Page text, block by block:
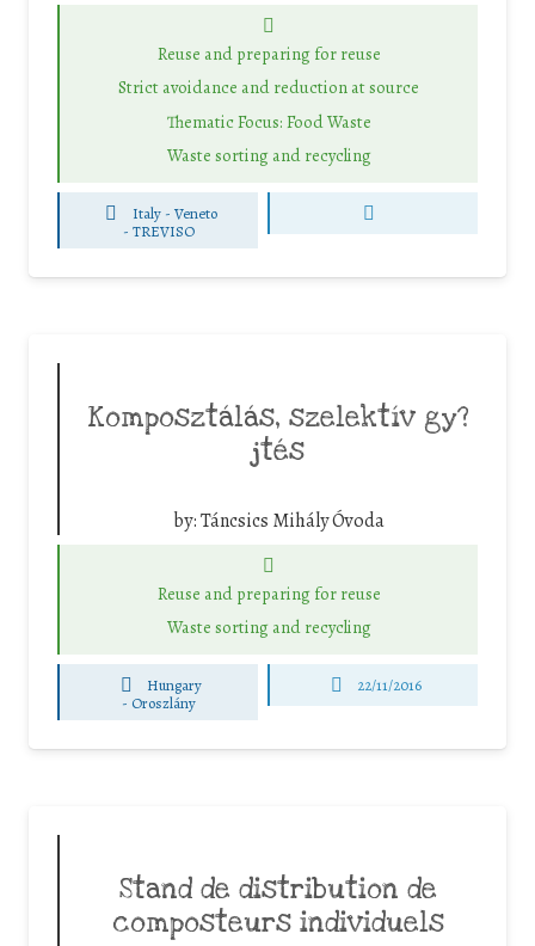
Reuse and preparing for reuse
Strict avoidance and reduction at source
Thematic Focus: Food Waste
Waste sorting and recycling
Italy - Veneto
- TREVISO
Komposztálás, szelektív gy?
jtés
by:Táncsics Mihály Óvoda
Reuse and preparing for reuse
Waste sorting and recycling
Hungary
- Oroszlány
22/11/2016
Stand de distribution de
composteurs individuels